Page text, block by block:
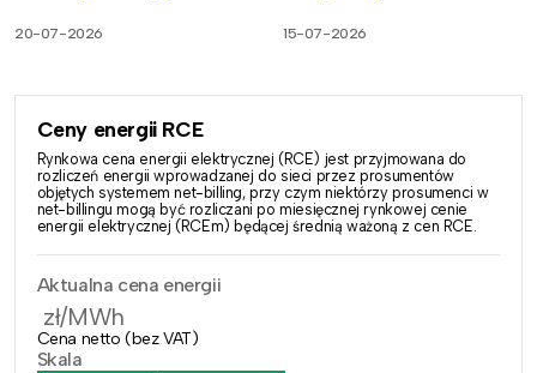
20-07-2026 15-07-2026
Ceny energii RCE
Rynkowa cena energii elektrycznej (RCE) jest przyjmowana do
rozliczeń energii wprowadzanej do sieci przez prosumentów
objętych systemem net-billing, przy czym niektórzy prosumenci w
net-billingu mogą być rozliczani po miesięcznej rynkowej cenie
energii elektrycznej (RCEm) będącej średnią ważoną z cen RCE.
Aktualna cena energii
zł/MWh
Cena netto (bez VAT)
Skala